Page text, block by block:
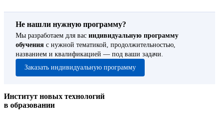
Не нашли нужную программу?
Мы разработаем для вас индивидуальную программу
обучения с нужной тематикой, продолжительностью,
названием и квалификацией — под ваши задачи.
Заказать индивидуальную программу
Институт новых технологий
в образовании